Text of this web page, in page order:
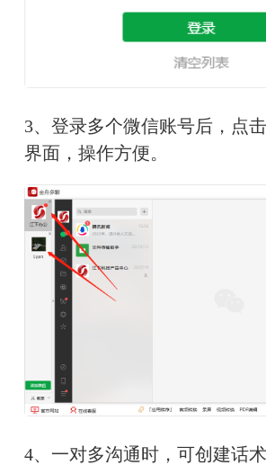
3、登录多个微信账号后，点
界面，操作方便。
4、一对多沟通时，可创建话